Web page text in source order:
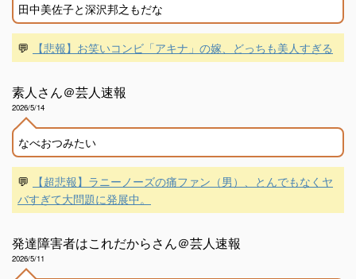
田中美佐子と深沢邦之もだな
💬 【悲報】お笑いコンビ「アキナ」の嫁、どっちも美人すぎる
素人さん＠芸人速報
2026/5/14
なべおつみたい
💬
【超悲報】ラニーノーズの痛ファン（男）、とんでもなくヤ
バすぎて大問題に発展中。
発達障害者はこれだからさん＠芸人速報
2026/5/11